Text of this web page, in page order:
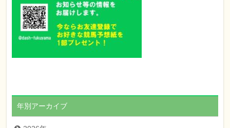
年別アーカイブ